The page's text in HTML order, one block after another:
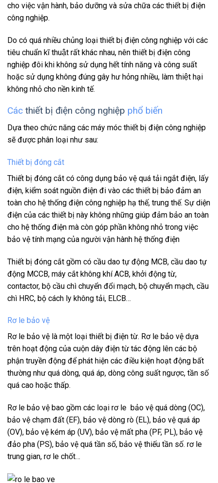
cho việc vận hành, bảo dưỡng và sửa chữa các thiết bị điện
công nghiệp.
Do có quá nhiều chủng loại thiết bị điện công nghiệp với các
tiêu chuẩn kĩ thuật rất khác nhau, nên thiết bị điện công
nghiệp đôi khi không sử dụng hết tính năng và công suất
hoặc sử dụng không đúng gây hư hỏng nhiều, làm thiệt hại
không nhỏ cho nền kinh tế.
Các thiết bị điện công nghiệp phổ biến
Dựa theo chức năng các máy móc thiết bị điện công nghiệp
sẽ được phân loại như sau:
Thiết bị đóng cắt
Thiết bị đóng cắt có công dụng bảo vệ quá tải ngắt điện, lấy
điện, kiểm soát nguồn điện đi vào các thiết bị bảo đảm an
toàn cho hệ thống điện công nghiệp hạ thế, trung thế. Sự diện
điện của các thiết bị này không những giúp đảm bảo an toàn
cho hệ thống điện mà còn góp phần không nhỏ trong việc
bảo vệ tính mạng của người vận hành hệ thống điện
Thiết bị đóng cắt gồm có cầu dao tự động MCB, cầu dao tự
động MCCB, máy cắt không khí ACB, khởi động từ,
contactor, bộ cầu chì chuyển đổi mạch, bộ chuyển mạch, cầu
chì HRC, bộ cách ly không tải, ELCB…
Rơ le bảo vệ
Rơ le bảo vệ là một loại thiết bị điện từ. Rơ le bảo vệ dựa
trên hoạt động của cuộn dây điện từ tác động lên các bộ
phận truyền động để phát hiện các điều kiện hoạt động bất
thường như quá dòng, quá áp, dòng công suất ngược, tần số
quá cao hoặc thấp.
Rơ le bảo vệ bao gồm các loại rơ le bảo vệ quá dòng (OC),
bảo vệ chạm đất (EF), bảo vệ dòng rò (EL), bảo vệ quá áp
(OV), bảo vệ kém áp (UV), bảo vệ mất pha (PF, PL), bảo vệ
đảo pha (PS), bảo vệ quá tần số, bảo vệ thiếu tần số. rơ le
trung gian, rơ le chốt…